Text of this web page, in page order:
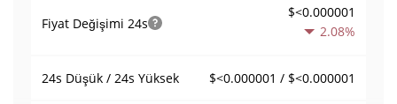
Fiyat Değişimi 24s
$<0.000001
2.08%
24s Düşük / 24s Yüksek $<0.000001 / $<0.000001